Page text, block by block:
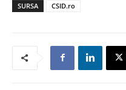
SURSA CSID.ro